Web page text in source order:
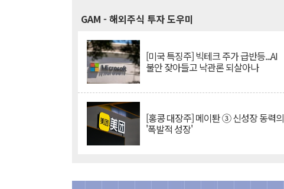
GAM - 해외주식 투자 도우미
[미국 특징주] 빅테크 주가 급반등...AI
불안 잦아들고 낙관론 되살아나
[홍콩 대장주] 메이퇀 ③ 신성장 동력의
'폭발적 성장'